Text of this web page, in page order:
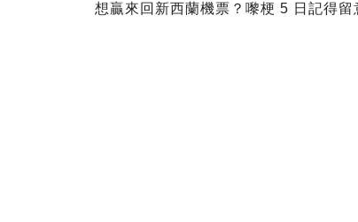
想贏來回新西蘭機票？嚟梗 5 日記得